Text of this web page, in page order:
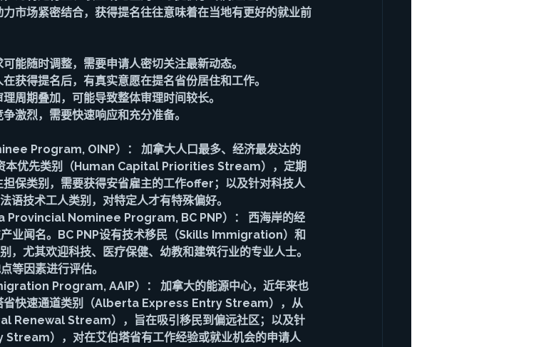
市场紧密结合，获得提名往往意味着在当地有更好的就业前
能随时调整，需要申请人密切关注最新动态。
获得提名后，有真实意愿在提名省份居住和工作。
周期叠加，可能导致整体审理时间较长。
激烈，需要快速响应和充分准备。
Program, OINP）： 加拿大人口最多、经济最发达的
本优先类别（Human Capital Priorities Stream），定期
保类别，需要获得安省雇主的工作offer；以及针对科技人
技术工人类别，对特定人才有特殊偏好。
Provincial Nominee Program, BC PNP）： 西海岸的经
业闻名。BC PNP设有技术移民（Skills Immigration）和
尤其欢迎科技、医疗保健、幼教和建筑行业的专业人士。
等因素进行评估。
Program, AAIP）： 加拿大的能源中心，近年来也
省快速通道类别（Alberta Express Entry Stream），从
Renewal Stream），旨在吸引移民到偏远社区；以及针
），对在艾伯塔省有工作经验或就业机会的申请人